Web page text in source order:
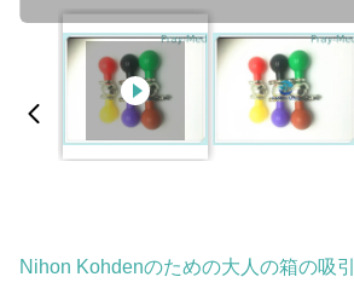
Nihon Kohdenのための大人の箱の吸